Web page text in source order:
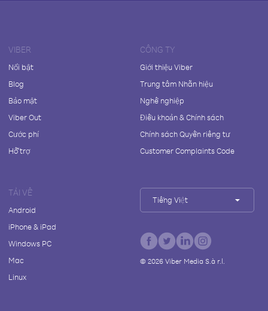
VIBER
Nổi bật
Blog
Bảo mật
Viber Out
Cước phí
Hỗ trợ
CÔNG TY
Giới thiệu Viber
Trung tâm Nhãn hiệu
Nghề nghiệp
Điều khoản & Chính sách
Chính sách Quyền riêng tư
Customer Complaints Code
TẢI VỀ
Android
iPhone & iPad
Windows PC
Mac
Linux
Tiếng Việt
© 2026Viber Media S.à r.l.